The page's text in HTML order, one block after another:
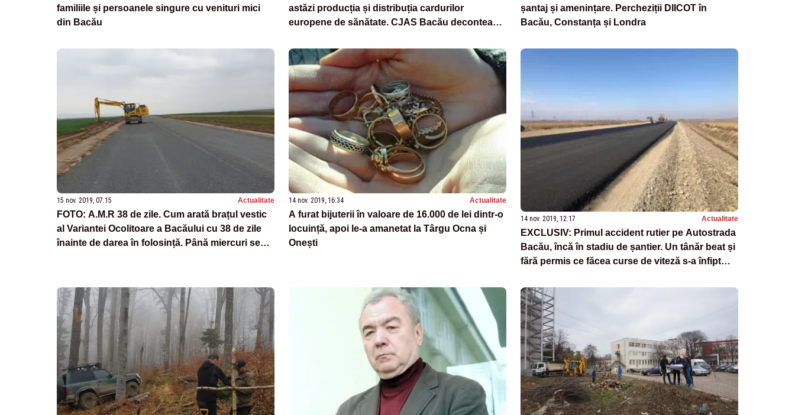
familiile și persoanele singure cu venituri mici
din Bacău
astăzi producția și distribuția cardurilor
europene de sănătate. CJAS Bacău decontează
pacienților care se tratează în străinătate
șantaj și amenințare. Percheziții DIICOT în
Bacău, Constanța și Londra
15 nov. 2019, 07:15 Actualitate
FOTO: A.M.R 38 de zile. Cum arată brațul vestic
al Variantei Ocolitoare a Bacăului cu 38 de zile
înainte de darea în folosință. Până miercuri se
14 nov. 2019, 16:34 Actualitate
A furat bijuterii în valoare de 16.000 de lei dintr-o
locuință, apoi le-a amanetat la Târgu Ocna și
Onești
14 nov. 2019, 12:17 Actualitate
EXCLUSIV: Primul accident rutier pe Autostrada
Bacău, încă în stadiu de șantier. Un tânăr beat și
fără permis ce făcea curse de viteză s-a înfipt
au ajuns la spital